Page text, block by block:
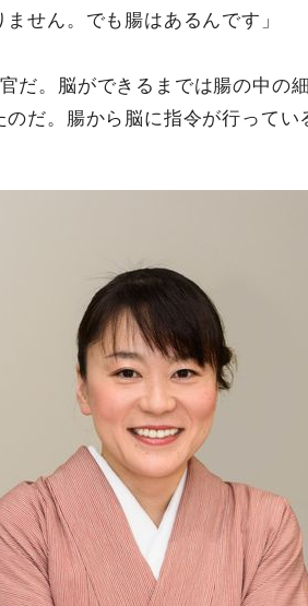
せん。でも腸はあるんです」
だ。脳ができるまでは腸の中の
だ。腸から脳に指令が行ってい